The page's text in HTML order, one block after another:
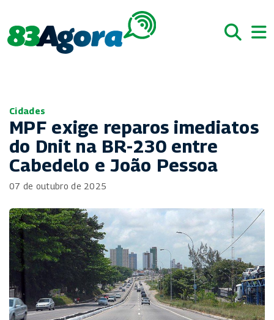
Cidades
MPF exige reparos imediatos
do Dnit na BR-230 entre
Cabedelo e João Pessoa
07 de outubro de 2025